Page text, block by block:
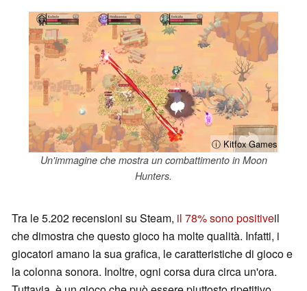
ⓘ Kitfox Games
Un'immagine che mostra un combattimento in Moon
Hunters.
Tra le 5.202 recensioni su Steam, il 78% sono positiveil
che dimostra che questo gioco ha molte qualità. Infatti, i
giocatori amano la sua grafica, le caratteristiche di gioco e
la colonna sonora. Inoltre, ogni corsa dura circa un'ora.